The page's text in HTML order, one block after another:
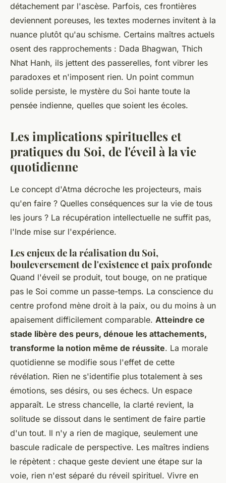
détachement par l'ascèse. Parfois, ces frontières
deviennent poreuses, les textes modernes invitent à la
nuance plutôt qu'au schisme. Certains maîtres actuels
osent des rapprochements : Dada Bhagwan, Thich
Nhat Hanh, ils jettent des passerelles, font vibrer les
paradoxes et n'imposent rien. Un point commun
solide persiste, le mystère du Soi hante toute la
pensée indienne, quelles que soient les écoles.
Les implications spirituelles et
pratiques du Soi, de l'éveil à la vie
quotidienne
Le concept d'Atma décroche les projecteurs, mais
qu'en faire ? Quelles conséquences sur la vie de tous
les jours ? La récupération intellectuelle ne suffit pas,
l'Inde mise sur l'expérience.
Les enjeux de la réalisation du Soi,
bouleversement de l'existence et paix profonde
Quand l'éveil se produit, tout bouge, on ne pratique
pas le Soi comme un passe-temps. La conscience du
centre profond mène droit à la paix, ou du moins à un
apaisement difficilement comparable. Atteindre ce
stade libère des peurs, dénoue les attachements,
transforme la notion même de réussite. La morale
quotidienne se modifie sous l'effet de cette
révélation. Rien ne s'identifie plus totalement à ses
émotions, ses désirs, ou ses échecs. Un espace
apparaît. Le stress chancelle, la clarté revient, la
solitude se dissout dans le sentiment de faire partie
d'un tout. Il n'y a rien de magique, seulement une
bascule radicale de perspective. Les maîtres indiens
le répètent : chaque geste devient une étape sur la
voie, rien n'est séparé du réveil spirituel. Vivre en